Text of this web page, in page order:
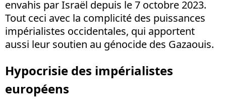
envahis par Israël depuis le 7 octobre 2023.
Tout ceci avec la complicité des puissances
impérialistes occidentales, qui apportent
aussi leur soutien au génocide des Gazaouis.
Hypocrisie des impérialistes
européens